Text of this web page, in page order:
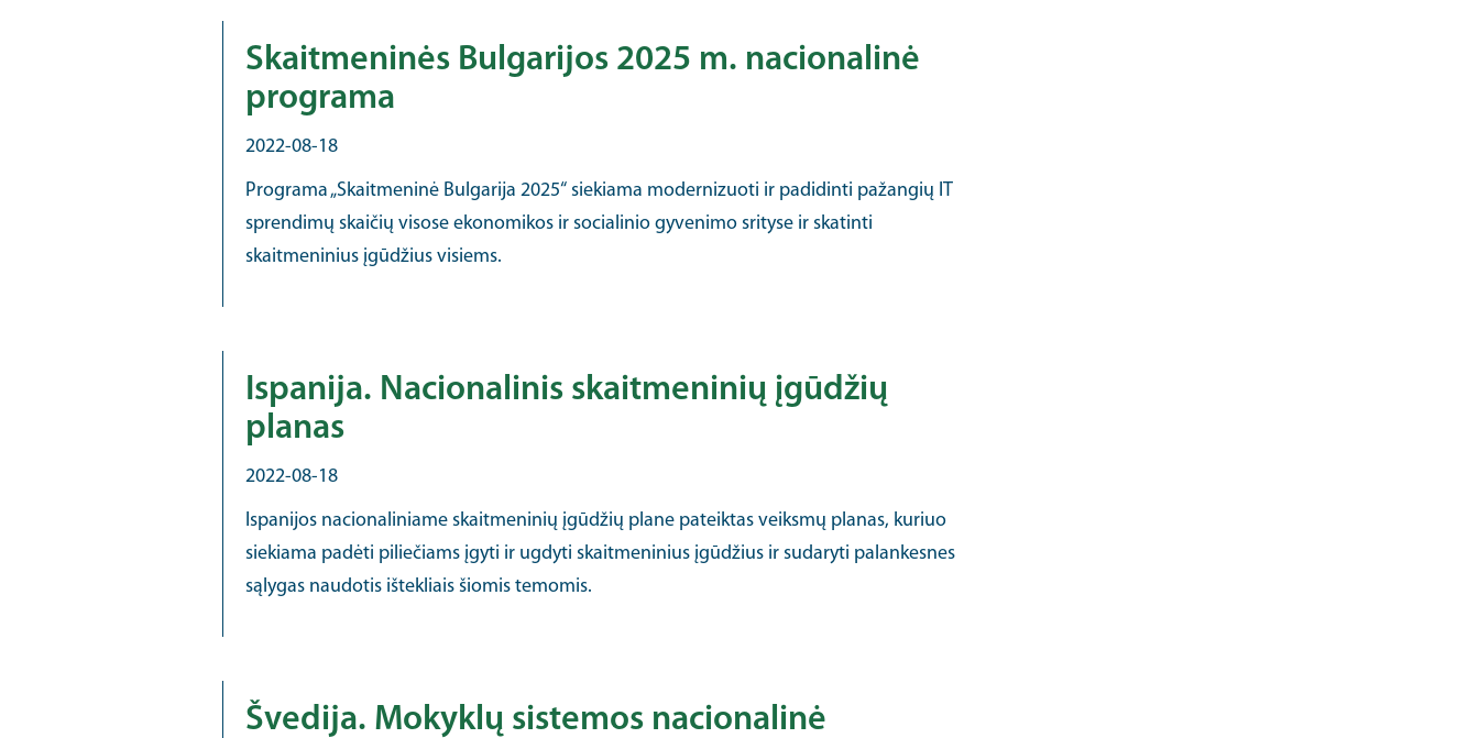
Skaitmeninės Bulgarijos 2025 m. nacionalinė
programa
2022-08-18
Programa „Skaitmeninė Bulgarija 2025“ siekiama modernizuoti ir padidinti pažangių IT
sprendimų skaičių visose ekonomikos ir socialinio gyvenimo srityse ir skatinti
skaitmeninius įgūdžius visiems.
Ispanija. Nacionalinis skaitmeninių įgūdžių
planas
2022-08-18
Ispanijos nacionaliniame skaitmeninių įgūdžių plane pateiktas veiksmų planas, kuriuo
siekiama padėti piliečiams įgyti ir ugdyti skaitmeninius įgūdžius ir sudaryti palankesnes
sąlygas naudotis ištekliais šiomis temomis.
Švedija. Mokyklų sistemos nacionalinė